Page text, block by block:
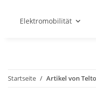
Elektromobilität
Startseite Artikel von